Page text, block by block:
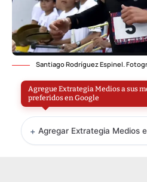
Santiago Rodríguez Espinel.
Agregue Extrategia Medios a sus
preferidos en Google
+ Agregar Extrategia Medios